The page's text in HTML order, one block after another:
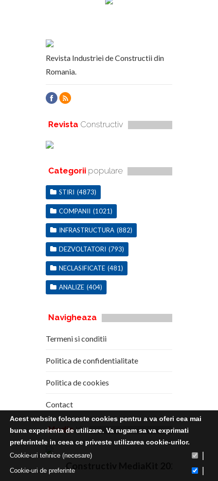
Revista Industriei de Constructii din
Romania.
Revista Constructiv
Categorii populare
STIRI (4873)
COMPANII (1021)
INFRASTRUCTURA (882)
DEZVOLTATORI (793)
NECLASIFICATE (481)
ANALIZE (404)
Navigheaza
Termeni si conditii
Politica de confidentialitate
Politica de cookies
Contact
Media Kit
Constructiv MediaKit 2020
Acest website foloseste cookies pentru a va oferi cea mai
buna experienta de utilizare. Va rugam sa va exprimati
preferintele in ceea ce priveste utilizarea cookie-urilor.
Cookie-uri tehnice (necesare)
Cookie-uri de preferinte